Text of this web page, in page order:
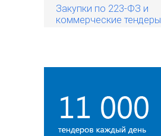
Закупки по 223-ФЗ и
коммерческие тендеры